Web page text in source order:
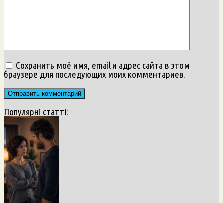
Сохранить моё имя, email и адрес сайта в этом
браузере для последующих моих комментариев.
Популярні статті: